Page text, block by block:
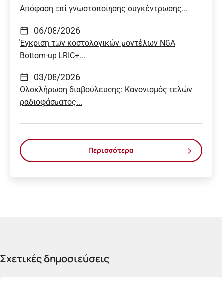
Απόφαση επί γνωστοποίησης συγκέντρωσης...
06/08/2026
Έγκριση των κοστολογικών μοντέλων NGA
Bottom-up LRIC+...
03/08/2026
Ολοκλήρωση διαβούλευσης: Κανονισμός τελών
ραδιοφάσματος...
Περισσότερα
Σχετικές δημοσιεύσεις